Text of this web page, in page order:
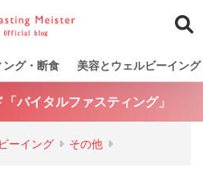
ング・断食 美容とウェルビーイング
バイタルファスティング」
ーイング その他